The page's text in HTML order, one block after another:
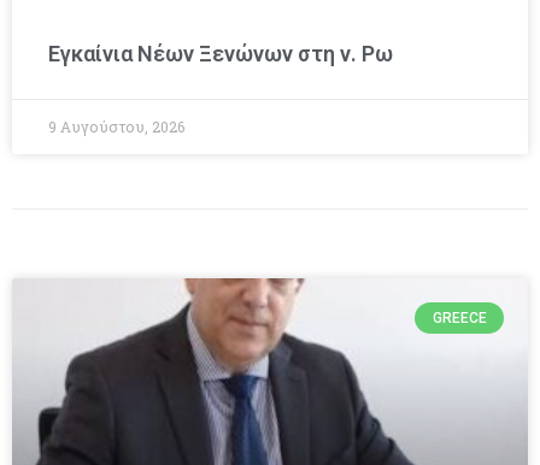
Εγκαίνια Νέων Ξενώνων στη ν. Ρω
9 Αυγούστου, 2026
GREECE